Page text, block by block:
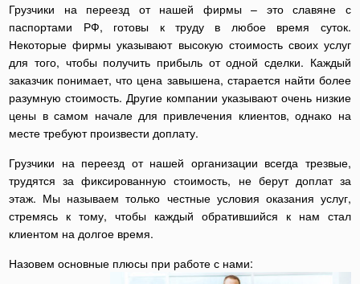
Грузчики на переезд от нашей фирмы – это славяне с
паспортами РФ, готовы к труду в любое время суток.
Некоторые фирмы указывают высокую стоимость своих услуг
для того, чтобы получить прибыль от одной сделки. Каждый
заказчик понимает, что цена завышена, старается найти более
разумную стоимость. Другие компании указывают очень низкие
цены в самом начале для привлечения клиентов, однако на
месте требуют произвести доплату.
Грузчики на переезд от нашей организации всегда трезвые,
трудятся за фиксированную стоимость, не берут доплат за
этаж. Мы называем только честные условия оказания услуг,
стремясь к тому, чтобы каждый обратившийся к нам стал
клиентом на долгое время.
Назовем основные плюсы при работе с нами: